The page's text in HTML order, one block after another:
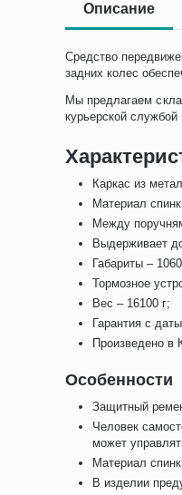
Описание
Средство
задних колес
Мы предлагаем
курьерской
Каркас из
Материал
Между
Выдерживает
Габариты –
Тормозное
Вес – 16100 г;
Гарантия с
Произведено в
Особенности
Защитный
Человек
может
Материал
В изделии